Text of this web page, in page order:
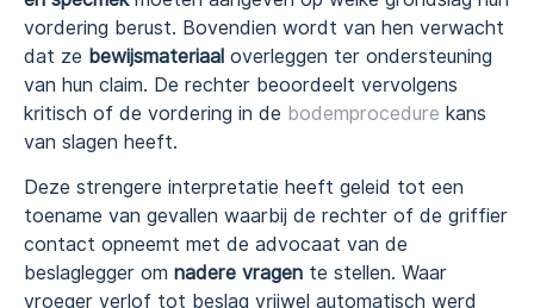
vordering berust. Bovendien wordt van hen verwacht
dat ze bewijsmateriaal overleggen ter ondersteuning
van hun claim. De rechter beoordeelt vervolgens
kritisch of de vordering in de bodemprocedure kans
van slagen heeft.
Deze strengere interpretatie heeft geleid tot een
toename van gevallen waarbij de rechter of de griffier
contact opneemt met de advocaat van de
beslaglegger om nadere vragen te stellen. Waar
vroeger verlof tot beslag vrijwel automatisch werd